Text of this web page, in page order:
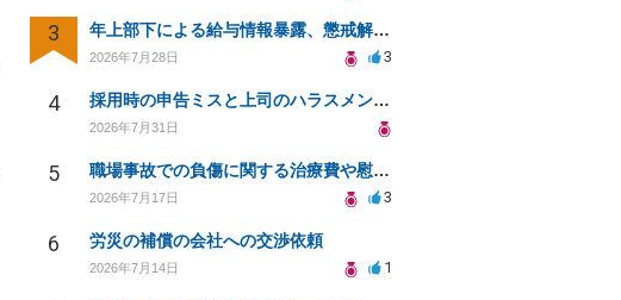
3 年上部下による給与情報暴露、懲戒解雇は可能ですか？
2026年7月28日 3
4 採用時の申告ミスと上司のハラスメント、事前対応は？
2026年7月31日
5 職場事故での負傷に関する治療費や慰謝料の相談について
2026年7月17日 3
6 労災の補償の会社への交渉依頼
2026年7月14日 1